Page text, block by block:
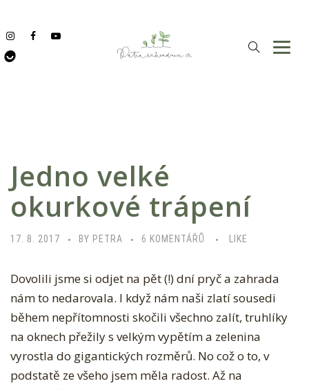
Jedno velké
okurkové trápení
17. 8. 2017 BY PETRA 6 KOMENTÁŘŮ
E
X
T
U
S
LIKE
Dovolili jsme si odjet na pět (!) dní pryč a zahrada
nám to nedarovala. I když nám naši zlatí sousedi
během nepřítomnosti skočili všechno zalít, truhlíky
na oknech přežily s velkým vypětím a zelenina
vyrostla do gigantických rozměrů. No což o to, v
podstatě ze všeho jsem měla radost. Až na